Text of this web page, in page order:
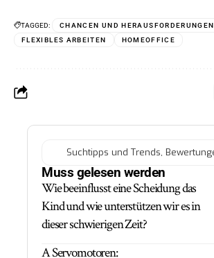
TAGGED:
CHANCEN UND HERAUSFORDERUNGEN
FLEXIBLES ARBEITEN
HOMEOFFICE
Muss gelesen werden
Wie beeinflusst eine Scheidung das
Kind und wie unterstützen wir es in
dieser schwierigen Zeit?
A Servomotoren: